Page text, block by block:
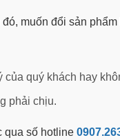
muốn đổi sản
của quý khách hay
phải chịu.
qua số hotline